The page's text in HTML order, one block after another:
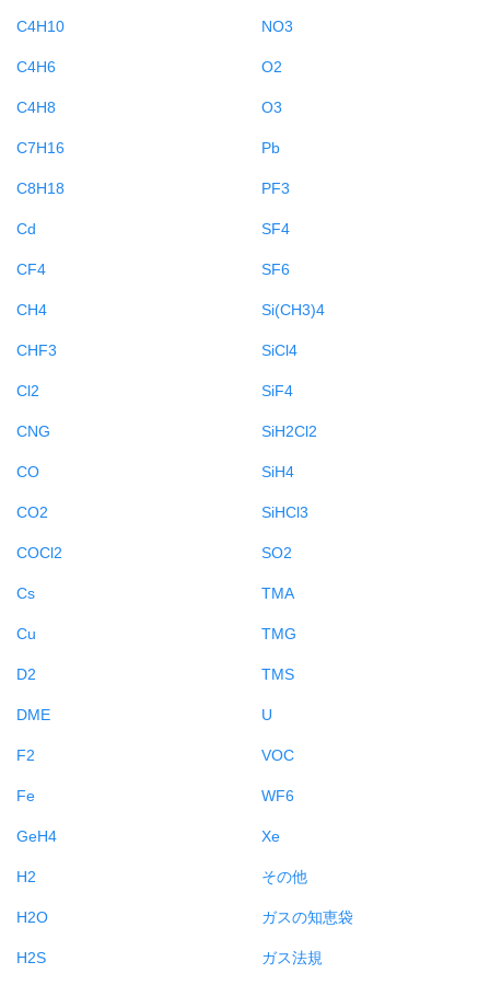
C4H10
C4H6
C4H8
C7H16
C8H18
Cd
CF4
CH4
CHF3
Cl2
CNG
CO
CO2
COCl2
Cs
Cu
D2
DME
F2
Fe
GeH4
H2
H2O
H2S
NO3
O2
O3
Pb
PF3
SF4
SF6
Si(CH3)4
SiCl4
SiF4
SiH2Cl2
SiH4
SiHCl3
SO2
TMA
TMG
TMS
U
VOC
WF6
Xe
その他
ガスの知恵袋
ガス法規